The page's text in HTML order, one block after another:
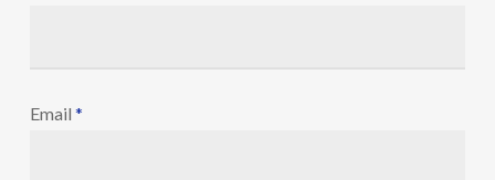
Email *